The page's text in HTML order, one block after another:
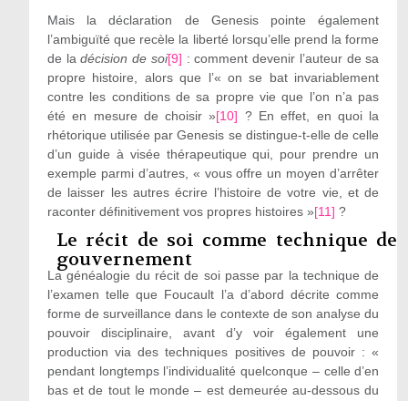
Mais la déclaration de Genesis pointe également
l’ambiguïté que recèle la liberté lorsqu’elle prend la forme
de ladécision de soi[9] : comment devenir l’auteur de sa
propre histoire, alors que l’« on se bat invariablement
contre les conditions de sa propre vie que l’on n’a pas
été en mesure de choisir »[10] ? En effet, en quoi la
rhétorique utilisée par Genesis se distingue-t-elle de celle
d’un guide à visée thérapeutique qui, pour prendre un
exemple parmi d’autres, « vous offre un moyen d’arrêter
de laisser les autres écrire l’histoire de votre vie, et de
raconter définitivement vos propres histoires »[11] ?
Le récit de soi comme technique de
gouvernement
La généalogie du récit de soi passe par la technique de
l’examen telle que Foucault l’a d’abord décrite comme
forme de surveillance dans le contexte de son analyse du
pouvoir disciplinaire, avant d’y voir également une
production via des techniques positives de pouvoir : «
pendant longtemps l’individualité quelconque – celle d’en
bas et de tout le monde – est demeurée au-dessous du